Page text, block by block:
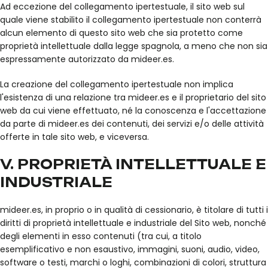
Ad eccezione del collegamento ipertestuale, il sito web sul
quale viene stabilito il collegamento ipertestuale non conterrà
alcun elemento di questo sito web che sia protetto come
proprietà intellettuale dalla legge spagnola, a meno che non sia
espressamente autorizzato da mideer.es.
La creazione del collegamento ipertestuale non implica
l'esistenza di una relazione tra mideer.es e il proprietario del sito
web da cui viene effettuato, né la conoscenza e l'accettazione
da parte di mideer.es dei contenuti, dei servizi e/o delle attività
offerte in tale sito web, e viceversa.
V. PROPRIETÀ INTELLETTUALE E
INDUSTRIALE
mideer.es, in proprio o in qualità di cessionario, è titolare di tutti i
diritti di proprietà intellettuale e industriale del Sito web, nonché
degli elementi in esso contenuti (tra cui, a titolo
esemplificativo e non esaustivo, immagini, suoni, audio, video,
software o testi, marchi o loghi, combinazioni di colori, struttura